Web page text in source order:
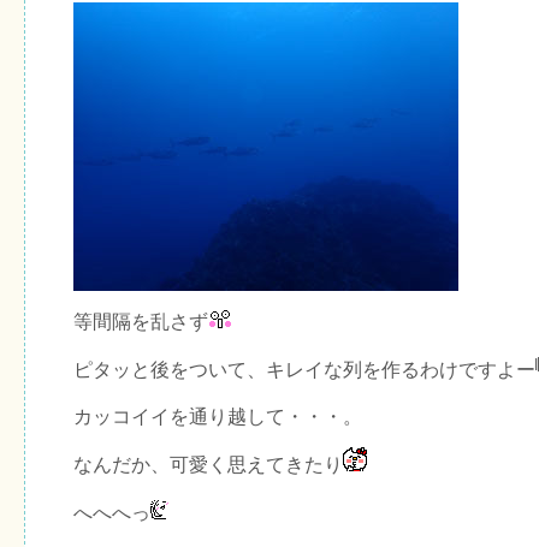
等間隔を乱さず
ピタッと後をついて、キレイな列を作るわけですよー
カッコイイを通り越して・・・。
なんだか、可愛く思えてきたり
へへへっ